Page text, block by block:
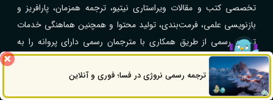
تخصصی کتب و مقالات ویراستاری نیتیو، ترجمه همزمان، پارافریز و
بازنویسی علمی، فرمت‌بندی، تولید محتوا و همچنین هماهنگی خدمات
ترجمه رسمی از طریق همکاری با مترجمان رسمی دارای پروانه را به
صورت آنلاین ارائه می‌کند. همکاری گسترده با مراکز علمی دانشگاه‌ها
دنیا و حوزه‌های تخصصی گوناگون اشراق را به یکی از مجموعه‌های
ترجمه رسمی نروژی در فسا؛ فوری و آنلاینراه های ارتباطی